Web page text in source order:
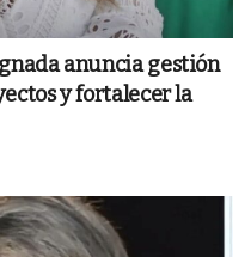
anuncia gestión
y fortalecer la